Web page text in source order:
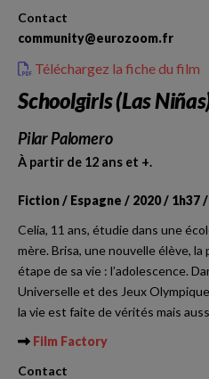
Contact
community@eurozoom.fr
Téléchargez la fiche du film
Schoolgirls (Las
Pilar Palomero
À partir de 12 ans et +.
Fiction / Espagne / 2020 / 1h37
Celia, 11 ans, étudie dans une
mère. Brisa, une nouvelle élève,
étape de sa vie : l’adolescence.
Universelle et des Jeux
la vie est faite de vérités mais
Film Factory
Contact